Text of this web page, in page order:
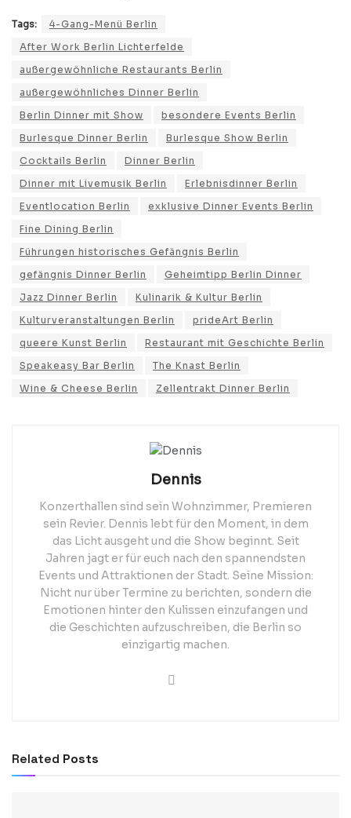
Tags:
4-Gang-Menü Berlin
After Work Berlin Lichterfelde
außergewöhnliche Restaurants Berlin
außergewöhnliches Dinner Berlin
Berlin Dinner mit Show
besondere Events Berlin
Burlesque Dinner Berlin
Burlesque Show Berlin
Cocktails Berlin
Dinner Berlin
Dinner mit Livemusik Berlin
Erlebnisdinner Berlin
Eventlocation Berlin
exklusive Dinner Events Berlin
Fine Dining Berlin
Führungen historisches Gefängnis Berlin
gefängnis Dinner Berlin
Geheimtipp Berlin Dinner
Jazz Dinner Berlin
Kulinarik & Kultur Berlin
Kulturveranstaltungen Berlin
prideArt Berlin
queere Kunst Berlin
Restaurant mit Geschichte Berlin
Speakeasy Bar Berlin
The Knast Berlin
Wine & Cheese Berlin
Zellentrakt Dinner Berlin
Dennis
Konzerthallen sind sein Wohnzimmer, Premieren
sein Revier. Dennis lebt für den Moment, in dem
das Licht ausgeht und die Show beginnt. Seit
Jahren jagt er für euch nach den spannendsten
Events und Attraktionen der Stadt. Seine Mission:
Nicht nur über Termine zu berichten, sondern die
Emotionen hinter den Kulissen einzufangen und
die Geschichten aufzuschreiben, die Berlin so
einzigartig machen.
Related Posts